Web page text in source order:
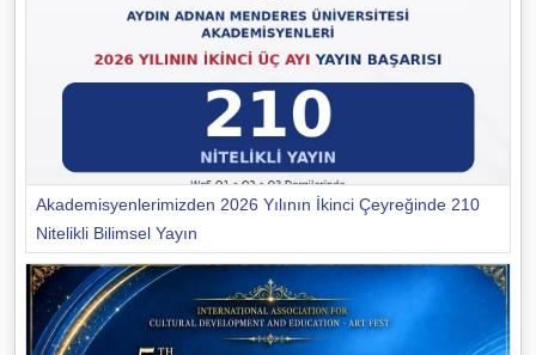
Akademisyenlerimizden 2026 Yılının İkinci Çeyreğinde 210
Nitelikli Bilimsel Yayın